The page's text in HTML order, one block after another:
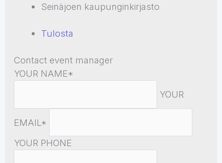
Seinäjoen kaupunginkirjasto
Tulosta
Contact event manager
YOUR NAME*
YOUR
EMAIL*
YOUR PHONE